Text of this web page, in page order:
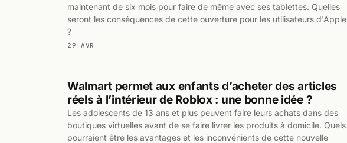
maintenant de six mois pour faire de même avec ses tablettes. Quelles
seront les conséquences de cette ouverture pour les utilisateurs d'Apple
?
29 AVR
Walmart permet aux enfants d’acheter des articles
réels à l’intérieur de Roblox : une bonne idée ?
Les adolescents de 13 ans et plus peuvent faire leurs achats dans des
boutiques virtuelles avant de se faire livrer les produits à domicile. Quels
pourraient être les avantages et les inconvénients de cette nouvelle